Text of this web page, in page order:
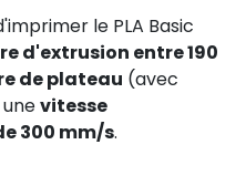
le PLA Basic
d'extrusion entre 190
de plateau (avec
vitesse
300 mm/s.